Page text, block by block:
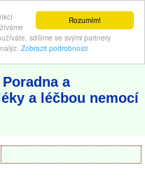
Rozumím!
sdílíme se svými partnery
Zobrazit podrobnosti
léky a léčbou nemocí
a
a léčbou nemocí